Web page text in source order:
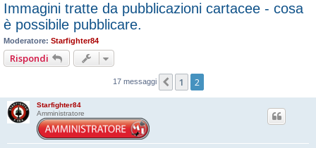
Immagini tratte da pubblicazioni cartacee - cosa
è possibile pubblicare.
Moderatore: Starfighter84
Rispondi
17 messaggi Precedente
1 2
Starfighter84
Amministratore